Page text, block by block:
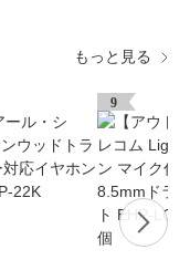
もっと見る
9